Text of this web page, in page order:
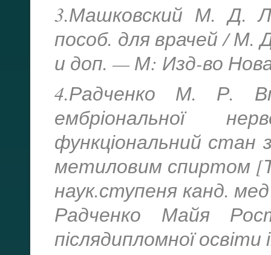
3.Машковский М. Д.
пособ. для врачей / М.
и доп. — М: Изд-во
4.Радченко М. Р.
ембріональної
функціональний стан
метиловим спиртом
наук.ступеня канд.
Радченко Майя
післядипломної